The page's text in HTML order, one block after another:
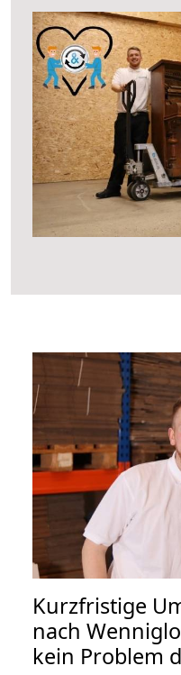
Kurzfristige
nach
kein Problem